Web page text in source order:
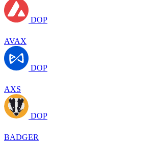
DOP
AVAX
DOP
AXS
DOP
BADGER